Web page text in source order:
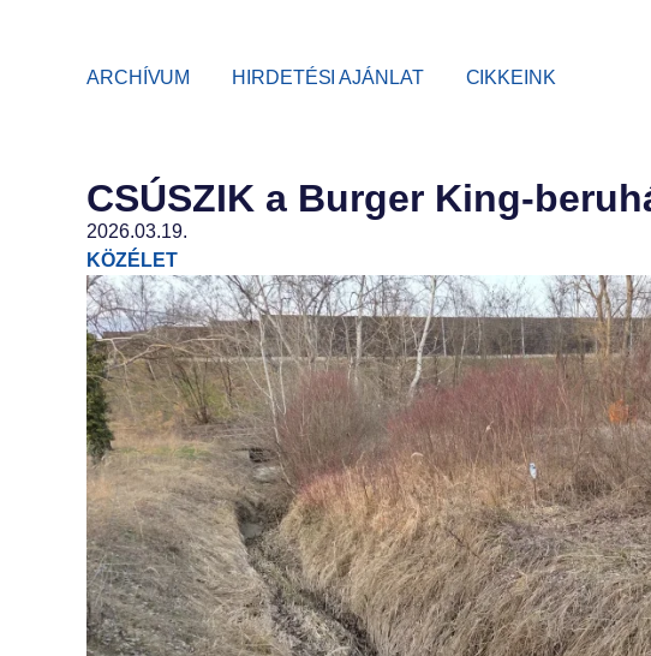
ARCHÍVUM HIRDETÉSI AJÁNLAT CIKKEINK
CSÚSZIK a Burger King-
2026.03.19.
KÖZÉLET